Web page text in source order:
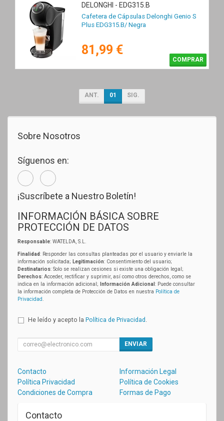
DELONGHI - EDG315.B
Cafetera de Cápsulas Delonghi Genio S
Plus EDG315.B/ Negra
81,99 €
COMPRAR
ANT. 01 SIG.
Sobre Nosotros
Síguenos en:
¡Suscríbete a Nuestro Boletín!
INFORMACIÓN BÁSICA SOBRE
PROTECCIÓN DE DATOS
Responsable: WATELDA, S.L.
Finalidad: Responder las consultas planteadas por el usuario y enviarle la
información solicitada; Legitimación: Consentimiento del usuario;
Destinatarios: Solo se realizan cesiones si existe una obligación legal;
Derechos: Acceder, rectificar y suprimir, así como otros derechos, como se
indica en la información adicional;
Información Adicional : Puede consultar
la información completa de Protección de Datos en nuestra Política de
Privacidad
He leído y acepto la Política de Privacidad .
ENVIAR
Contacto
Información Legal
Política Privacidad
Política de Cookies
Condiciones de Compra
Formas de Pago
Contacto